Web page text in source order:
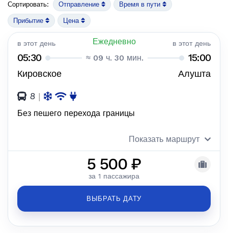
Сортировать: Отправление Время в пути
Прибытие Цена
в этот день Ежедневно в этот день
05:30 ≈ 09 ч. 30 мин. 15:00
Кировское Алушта
8 |
Без пешего перехода границы
Показать маршрут
5 500 ₽
за 1 пассажира
ВЫБРАТЬ ДАТУ